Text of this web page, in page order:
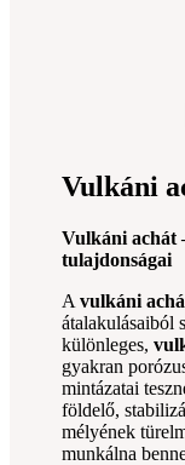
Vulkáni
Vulkáni achát
tulajdonságai
Avulkáni
átalakulásaiból
különleges,
gyakran
mintázatai
földelő,
mélyének
munkálna